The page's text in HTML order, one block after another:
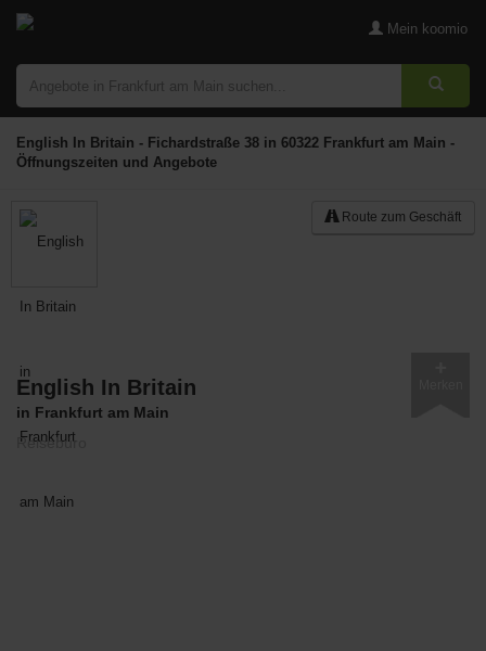
Mein koomio
English In Britain - Fichardstraße 38 in 60322 Frankfurt am Main -
Öffnungszeiten und Angebote
Route zum Geschäft
English In Britain
in Frankfurt am Main
Reisebüro